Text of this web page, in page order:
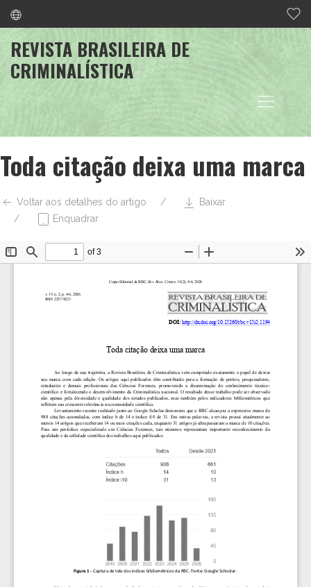
REVISTA BRASILEIRA DE
CRIMINALÍSTICA
Toda citação deixa uma marca
Voltar aos detalhes do artigo
Baixar
Enquadrar